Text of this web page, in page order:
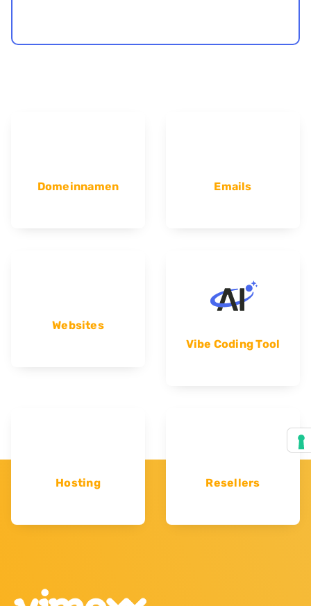
Domeinnamen Emails
Websites
Vibe Coding Tool
Hosting Resellers